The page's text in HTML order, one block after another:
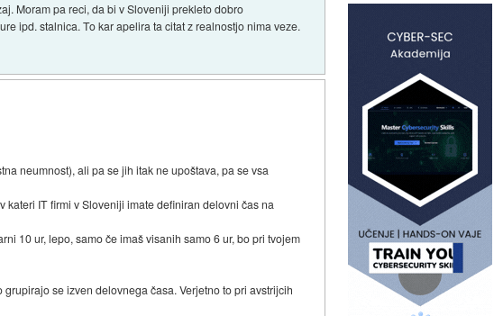
Moram pa reci, da bi v Sloveniji prekleto dobro
ipd. stalnica. To kar apelira ta citat z realnostjo nima veze.
neumnost), ali pa se jih itak ne upoštava, pa se vsa
kateri IT firmi v Sloveniji imate definiran delovni čas na
10 ur, lepo, samo če imaš visanih samo 6 ur, bo pri tvojem
se izven delovnega časa. Verjetno to pri avstrijcih